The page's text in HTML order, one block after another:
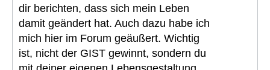
dir berichten, dass sich mein Leben
damit geändert hat. Auch dazu habe ich
mich hier im Forum geäußert. Wichtig
ist, nicht der GIST gewinnt, sondern du